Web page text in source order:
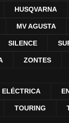
HUSQVARNA
MV AGUSTA
SILENCE
ZONTES
ELÉCTRICA
TOURING